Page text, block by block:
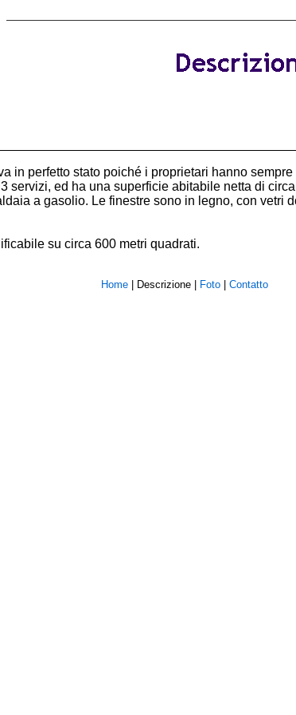
in perfetto stato poiché i proprietari hanno
servizi, ed ha una superficie abitabile netta di
a gasolio. Le finestre sono in legno, con
su circa 600 metri quadrati.
Home Descrizione Foto Contatto